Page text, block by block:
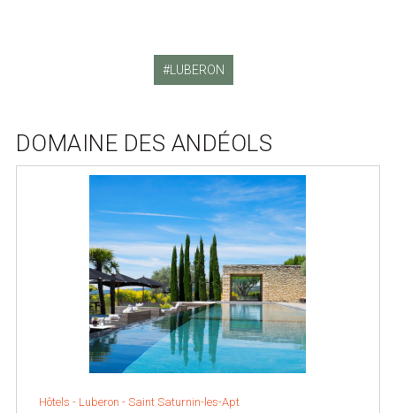
LUBERON
DOMAINE DES ANDÉOLS
Hôtels - Luberon - Saint Saturnin-les-Apt